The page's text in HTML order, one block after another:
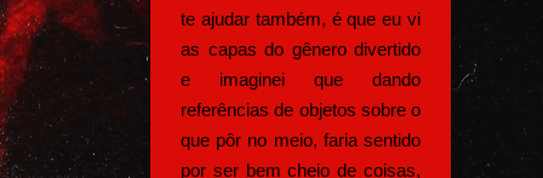
te ajudar também, é que eu vi
as capas do gênero divertido
e imaginei que dando
referências de objetos sobre o
que pôr no meio, faria sentido
por ser bem cheio de coisas,